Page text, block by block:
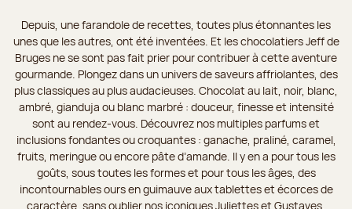
Depuis, une farandole de recettes, toutes plus étonnantes les
unes que les autres, ont été inventées. Et les chocolatiers Jeff de
Bruges ne se sont pas fait prier pour contribuer à cette aventure
gourmande. Plongez dans un univers de saveurs affriolantes, des
plus classiques au plus audacieuses. Chocolat au lait, noir, blanc,
ambré, gianduja ou blanc marbré : douceur, finesse et intensité
sont au rendez-vous. Découvrez nos multiples parfums et
inclusions fondantes ou croquantes : ganache, praliné, caramel,
fruits, meringue ou encore pâte d’amande. Il y en a pour tous les
goûts, sous toutes les formes et pour tous les âges, des
incontournables ours en guimauve aux tablettes et écorces de
caractère, sans oublier nos iconiques Juliettes et Gustaves.